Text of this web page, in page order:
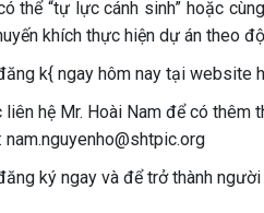
thể “tự lực cánh sinh” hoặc
khích thực hiện dự án theo
k{ ngay hôm nay tại
liên hệ Mr. Hoài Nam để có thêm
nam.nguyenho@shtpic.org
ký ngay và để trở thành